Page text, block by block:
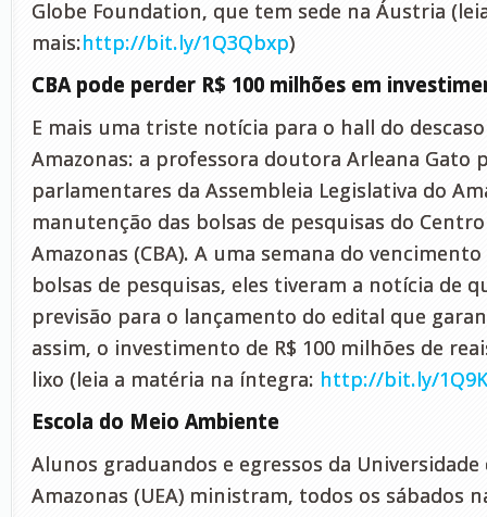
Globe Foundation, que tem sede na Áustria
mais:http://bit.ly/1Q3Qbxp)
CBA pode perder R$ 100 milhões em
E mais uma triste notícia para o hall do
Amazonas: a professora doutora Arleana Gato
parlamentares da Assembleia Legislativa do
manutenção das bolsas de pesquisas do
Amazonas (CBA). A uma semana do
bolsas de pesquisas, eles tiveram a notícia de
previsão para o lançamento do edital que
assim, o investimento de R$ 100 milhões de
lixo (leia a matéria na íntegra: http://bit.ly/
Escola do Meio Ambiente
Alunos graduandos e egressos da Universidade
Amazonas (UEA) ministram, todos os sábados